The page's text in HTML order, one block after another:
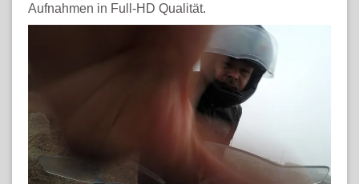
Aufnahmen in Full-HD Qualität.